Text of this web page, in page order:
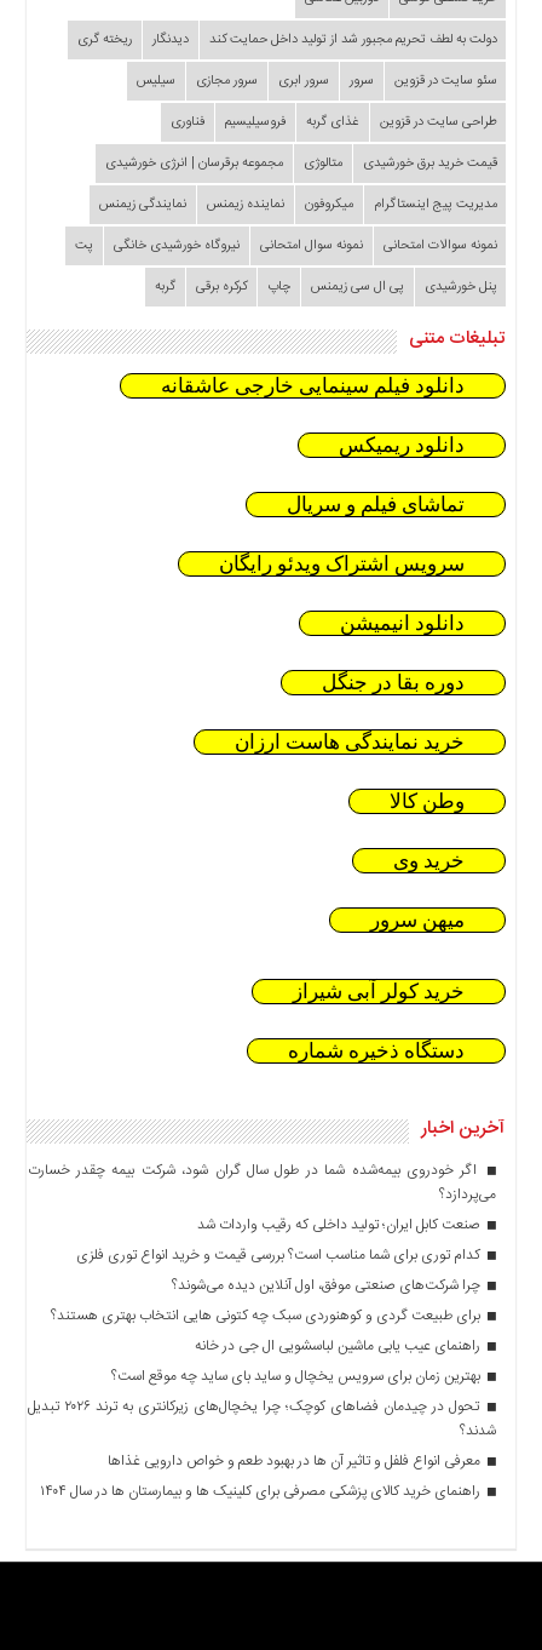
دولت به لطف تحریم مجبور شد از تولید داخل حمایت کند
دیدنگار
ریخته گری
سئو سایت در قزوین
سرور سرور ابری سرور مجازی
سیلیس
طراحی سایت در قزوین
غذای گربه فروسیلیسیم
فناوری
قیمت خرید برق خورشیدی
متالوژی
مجموعه برقرسان | انرژی خورشیدی
مدیریت پیج اینستاگرام
میکروفون نماینده زیمنس
نمایندگی زیمنس
نمونه سوالات امتحانی
نمونه سوال امتحانی نیروگاه خورشیدی خانگی
پت
پنل خورشیدی
پی ال سی زیمنس چاپ کرکره برقی گربه
تبلیغات متنی
دانلود فیلم سینمایی خارجی عاشقانه
دانلود ریمیکس
تماشای فیلم و سریال
سرویس اشتراک ویدئو رایگان
دانلود انیمیشن
دوره بقا در جنگل
خرید نمایندگی هاست ارزان
وطن کالا
خرید وی
میهن سرور
خرید کولر آبی شیراز
دستگاه ذخیره شماره
آخرین اخبار
اگر خودروی بیمه‌شده شما در طول سال گران شود، شرکت بیمه چقدر خسارت
می‌پردازد؟
صنعت کابل ایران؛ تولید داخلی که رقیب واردات شد
کدام توری برای شما مناسب است؟ بررسی قیمت و خرید انواع توری فلزی
چرا شرکت‌های صنعتی موفق، اول آنلاین دیده می‌شوند؟
برای طبیعت گردی و کوهنوردی سبک چه کتونی هایی انتخاب بهتری هستند؟
راهنمای عیب یابی ماشین لباسشویی ال جی در خانه
بهترین زمان برای سرویس یخچال و ساید بای ساید چه موقع است؟
تحول در چیدمان فضاهای کوچک؛ چرا یخچال‌های زیرکانتری به ترند ۲۰۲۶ تبدیل
شدند؟
معرفی انواع فلفل و تاثیر آن ‌ها در بهبود طعم و خواص دارویی غذاها
راهنمای خرید کالای پزشکی مصرفی برای کلینیک ها و بیمارستان ها در سال ۱۴۰۴